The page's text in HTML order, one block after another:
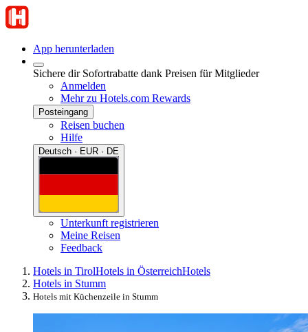
App herunterladen
Sichere dir Sofortrabatte dank Preisen für Mitglieder
Anmelden
Mehr zu Hotels.com Rewards
Posteingang
Reisen buchen
Hilfe
Deutsch · EUR · DE
Unterkunft registrieren
Meine Reisen
Feedback
Hotels in TirolHotels in ÖsterreichHotels
Hotels in Stumm
Hotels mit Küchenzeile in Stumm